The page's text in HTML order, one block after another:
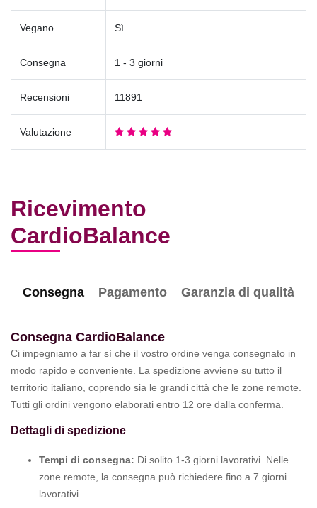
Vegano Sì
Consegna 1 - 3 giorni
Recensioni 11891
Valutazione
Ricevimento
CardioBalance
Consegna Pagamento Garanzia di qualità
Consegna CardioBalance
Ci impegniamo a far sì che il vostro ordine venga consegnato in
modo rapido e conveniente. La spedizione avviene su tutto il
territorio italiano, coprendo sia le grandi città che le zone remote.
Tutti gli ordini vengono elaborati entro 12 ore dalla conferma.
Dettagli di spedizione
Tempi di consegna: Di solito 1-3 giorni lavorativi. Nelle
zone remote, la consegna può richiedere fino a 7 giorni
lavorativi.